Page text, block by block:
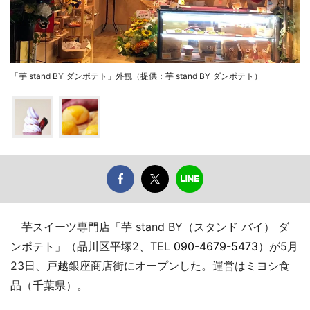
「芋 stand BY ダンポテト」外観（提供：芋 stand BY ダンポテト）
芋スイーツ専門店「芋 stand BY（スタンド バイ） ダ
ンポテト」（品川区平塚2、TEL 090-4679-5473）が5月
23日、戸越銀座商店街にオープンした。運営はミヨシ食
品（千葉県）。